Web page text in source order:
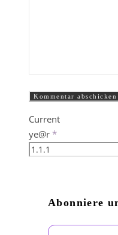
Current
ye@r *
Abonniere